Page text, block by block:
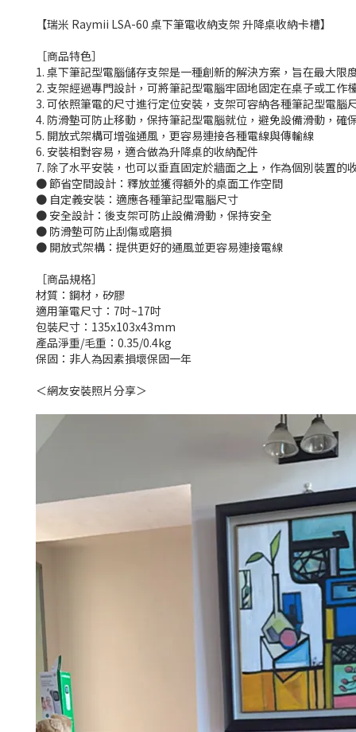
【瑞米 Raymii LSA-60 桌下筆電收納支架 升降桌收納卡槽】
［商品特色］
1. 桌下筆記型電腦儲存支架是一種創新的解決方案，旨在最大限
2. 支架經過專門設計，可將筆記型電腦牢固地固定在桌子或工
3. 可依照筆電的尺寸進行定位安裝，支架可容納各種筆記型電腦
4. 防滑墊可防止移動，保持筆記型電腦就位，避免設備滑動，確
5. 開放式架構可增強通風，更容易連接各種電線與傳輸線
6. 安裝相對容易，適合做為升降桌的收納配件
7. 除了水平安裝，也可以垂直固定於牆面之上，作為個別裝置的
● 節省空間設計：釋放並獲得額外的桌面工作空間
● 自定義安裝：適應各種筆記型電腦尺寸
● 安全設計：後支架可防止設備滑動，保持安全
● 防滑墊可防止刮傷或磨損
● 開放式架構：提供更好的通風並更容易連接電線
［商品規格］
材質：鋼材，矽膠
適用筆電尺寸：7吋~17吋
包裝尺寸：135x103x43mm
產品淨重/毛重：0.35/0.4kg
保固：非人為因素損壞保固一年
＜網友安裝照片分享＞